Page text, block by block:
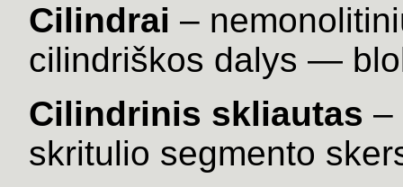
Cilindrai –
cilindriškos dalys —
Cilindrinis skliautas –
skritulio segmento